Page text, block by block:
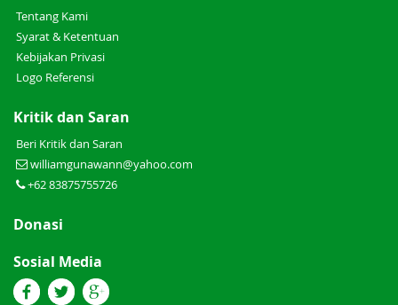
Tentang Kami
Syarat & Ketentuan
Kebijakan Privasi
Logo Referensi
Kritik dan Saran
Beri Kritik dan Saran
williamgunawann@yahoo.com
+62 83875755726
Donasi
Sosial Media